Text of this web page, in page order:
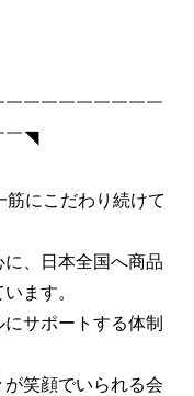
￣￣￣￣￣￣￣￣
￣◥
にこだわり続けて
、日本全国へ商品
ます。
サポートする体制
笑顔でいられる会